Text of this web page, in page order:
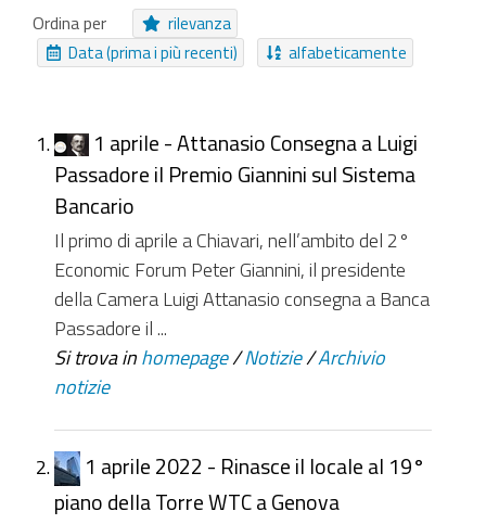
Area Tematica
Cartella
Messaggio
Procedimento
Notizia
Collegamento
File Struttura
NUOVI ELEMENTI DA
Nell'ultima settimana
Nell'ultimo mese
Ordina per
rilevanza
Data (prima i più recenti)
alfabeticamente
1 aprile - Attanasio Consegna a Luigi
Passadore il Premio Giannini sul Sistema
Bancario
Il primo di aprile a Chiavari, nell’ambito del 2°
Economic Forum Peter Giannini, il presidente
della Camera Luigi Attanasio consegna a Banca
Passadore il ...
Si trova in homepage /Notizie /Archivio
notizie
1 aprile 2022 - Rinasce il locale al 19°
piano della Torre WTC a Genova